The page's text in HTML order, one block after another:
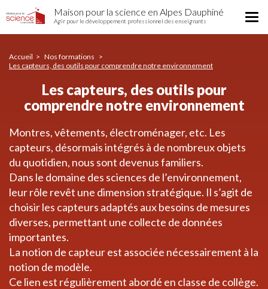
capteurs,
pour
comprendre
environnement
au
Maison pour la science en Alpes Dauphiné
Agir pour le développement professionnel des enseignants
Accueil
Nos formations
Les capteurs, des outils pour comprendre notre environnement
Les capteurs, des outils pour
comprendre notre environnement
Montres, vêtements, électroménager, etc. Les
capteurs, désormais intégrés à de nombreux objets
du quotidien, nous sont devenus familiers.
Dans le domaine des sciences de l’environnement,
leur rôle revêt une dimension stratégique. Il s’agit de
choisir les capteurs adaptés aux besoins de mesures
diverses, permettant une collecte de données
importantes.
La notion de capteur est associée nécessairement à la
notion de modèle.
Ce lien est régulièrement abordé en classe de collège.